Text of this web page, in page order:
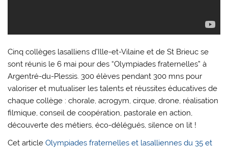
Cinq collèges lasalliens d’Ille-et-Vilaine et de St Brieuc se
sont réunis le 6 mai pour des “Olympiades fraternelles” à
Argentré-du-Plessis. 300 élèves pendant 300 mns pour
valoriser et mutualiser les talents et réussites éducatives de
chaque collège : chorale, acrogym, cirque, drone, réalisation
filmique, conseil de coopération, pastorale en action,
découverte des métiers, éco-délégués, silence on lit !
Cet articleOlympiades fraternelles et lasalliennes du 35 et